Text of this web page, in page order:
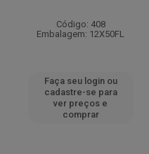
Código: 408
Embalagem: 12X50FL
Faça seu login ou
cadastre-se para
ver preços e
comprar